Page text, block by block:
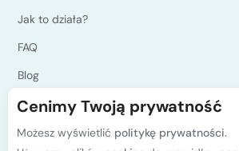
Jak to działa?
FAQ
Blog
Jesteś instruktorem?
Programy kursów PZA
Cenimy Twoją prywatność
Możesz wyświetlić politykę prywatności.